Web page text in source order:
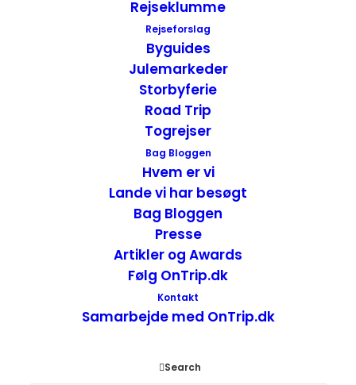
Rejseklumme
Rejseforslag
Byguides
Julemarkeder
Storbyferie
Road Trip
Togrejser
Bag Bloggen
Hvem er vi
Lande vi har besøgt
Bag Bloggen
Presse
Artikler og Awards
Følg OnTrip.dk
Kontakt
Samarbejde med OnTrip.dk
Search
Mulighed for at lave te og kaffe eller fri
afbenyttelse af kaffe og te i motelles
Rimelig morgenmad med brød, juice,
muffins, morgenmadsprodukter, mælk,
yoghurt, frugt og vafler eller pandekager.
Gratis parkering lige udenfor værelset.
Ofte kager og frugt til fri afbenyttelse i
løbet af dagen i lobbyen.
Enkelte har fitnessrum, indendørs eller
udendørs swimmingpool.